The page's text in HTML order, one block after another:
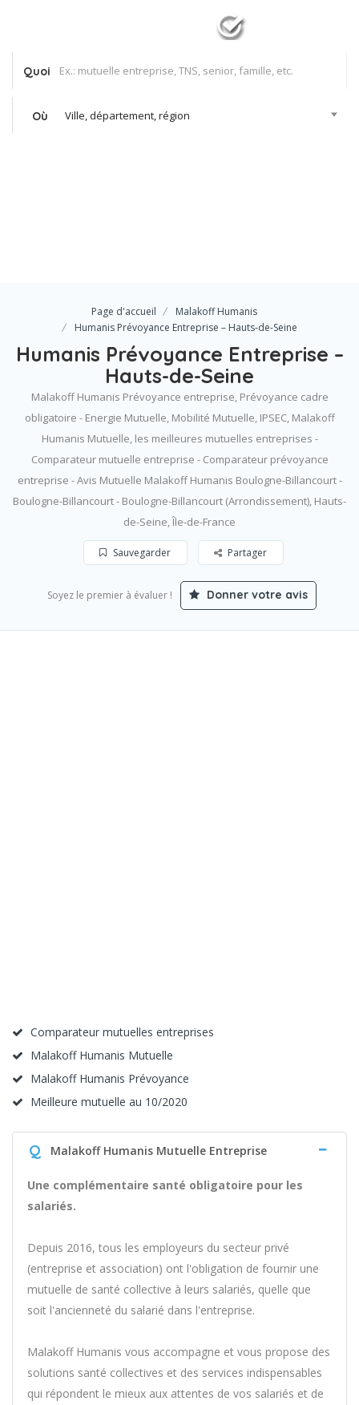
Quoi
Où Ville, département, région
Page d'accueil
Malakoff Humanis
Humanis Prévoyance Entreprise – Hauts-de-Seine
Humanis Prévoyance Entreprise –
Hauts-de-Seine
Malakoff Humanis Prévoyance entreprise, Prévoyance cadre
obligatoire - Energie Mutuelle, Mobilité Mutuelle, IPSEC, Malakoff
Humanis Mutuelle, les meilleures mutuelles entreprises -
Comparateur mutuelle entreprise - Comparateur prévoyance
entreprise - Avis Mutuelle Malakoff Humanis Boulogne-Billancourt -
Boulogne-Billancourt - Boulogne-Billancourt (Arrondissement), Hauts-
de-Seine, Île-de-France
Sauvegarder Partager
Soyez le premier à évaluer ! Donner votre avis
Comparateur mutuelles entreprises
Malakoff Humanis Mutuelle
Malakoff Humanis Prévoyance
Meilleure mutuelle au 10/2020
Q Malakoff Humanis Mutuelle Entreprise
Une complémentaire santé obligatoire pour les
salariés.
Depuis 2016, tous les employeurs du secteur privé
(entreprise et association) ont l'obligation de fournir une
mutuelle de santé collective à leurs salariés, quelle que
soit l'ancienneté du salarié dans l'entreprise.
Malakoff Humanis vous accompagne et vous propose des
solutions santé collectives et des services indispensables
qui répondent le mieux aux attentes de vos salariés et de